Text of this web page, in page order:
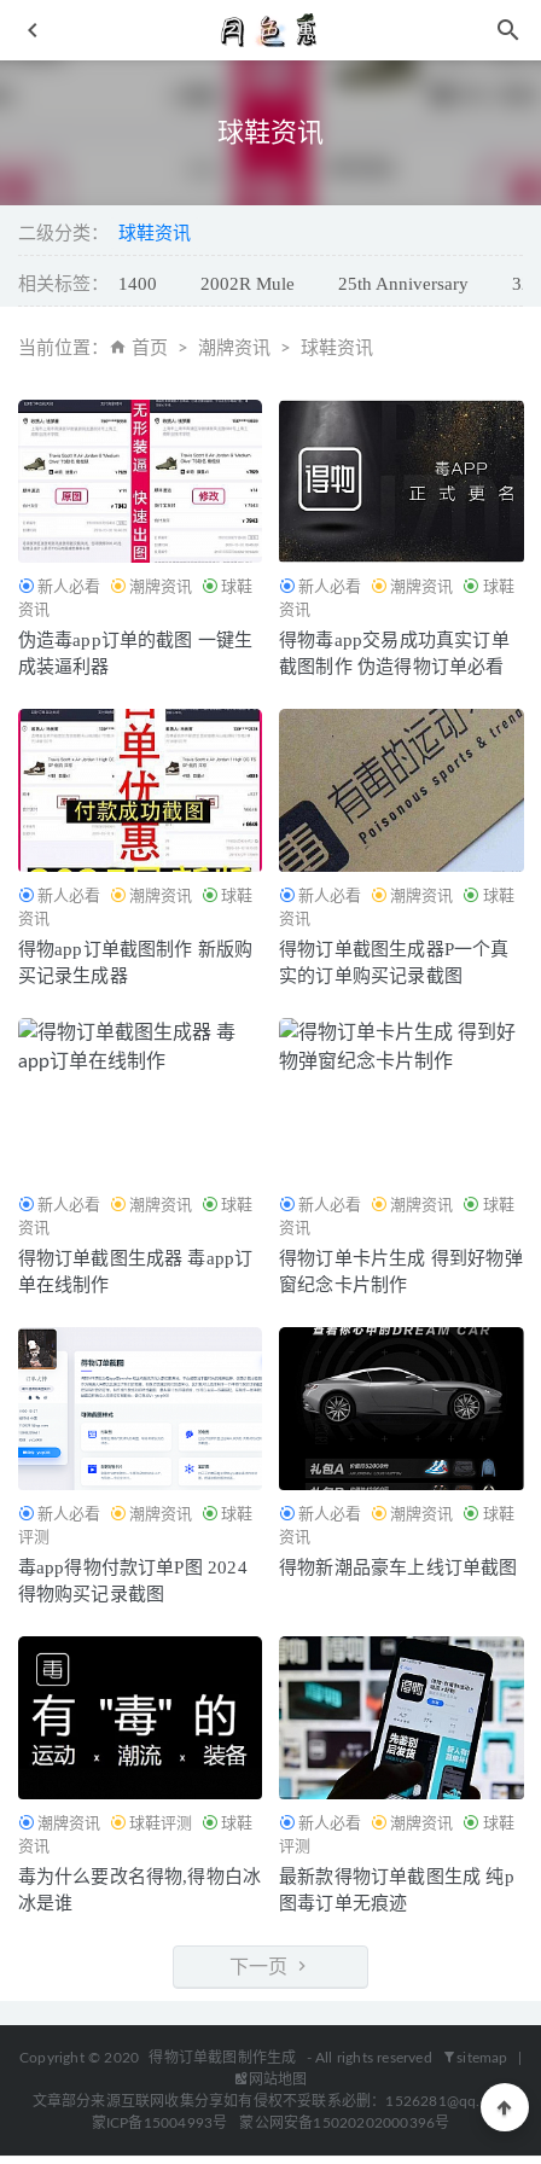
球鞋资讯
二级分类： 球鞋资讯
相关标签： 1400 2002R Mule 25th Anniversary 327
当前位置： 首页 潮牌资讯 球鞋资讯
新人必看 潮牌资讯
球鞋
资讯
伪造毒app订单的截图 一键生
成装逼利器
新人必看 潮牌资讯
球鞋
资讯
得物毒app交易成功真实订单
截图制作 伪造得物订单必看
新人必看 潮牌资讯
球鞋
资讯
得物app订单截图制作 新版购
买记录生成器
新人必看 潮牌资讯
球鞋
资讯
得物订单截图生成器P一个真
实的订单购买记录截图
新人必看 潮牌资讯
球鞋
资讯
得物订单截图生成器 毒app订
单在线制作
新人必看 潮牌资讯
球鞋
资讯
得物订单卡片生成 得到好物弹
窗纪念卡片制作
新人必看 潮牌资讯
球鞋
评测
毒app得物付款订单P图 2024
得物购买记录截图
新人必看 潮牌资讯
球鞋
资讯
得物新潮品豪车上线订单截图
潮牌资讯 球鞋评测
球鞋
资讯
毒为什么要改名得物,得物白冰
冰是谁
新人必看 潮牌资讯
球鞋
评测
最新款得物订单截图生成 纯p
图毒订单无痕迹
下一页
Copyright © 2020 得物订单截图制作生成 - All rights reserved sitemap
网站地图
文章部分来源互联网收集分享如有侵权不妥联系必删：1526281@qq.com
蒙ICP备15004993号
蒙公网安备15020202000396号
彩虹代刷网主站搭建正版授权(考虑搭建的必看) 2019-07-08
09-27
01
安踏全新“星炼”鞋款释出，灵感源自老北京布鞋
2021-09-07
Awake NY x Merrell 迈乐全新联名鞋款释出，街头审美
2021-06-17